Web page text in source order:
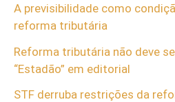
A previsibilidade como
reforma tributária
Reforma tributária não deve
“Estadão” em editorial
STF derruba restrições da